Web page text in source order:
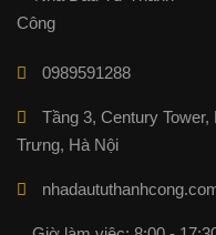
0989591288
Tầng 3, Century
Trưng, Hà Nội